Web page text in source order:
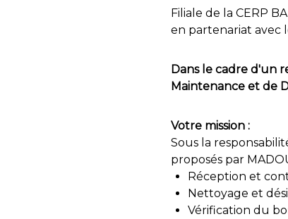
Filiale de la CERP
en partenariat avec
Dans le cadre d'un
Maintenance et de
Votre mission :
Sous la
proposés par
Réception et
Nettoyage et
Vérification du